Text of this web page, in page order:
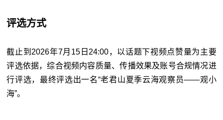
评选方式
截止到2026年7月15日24:00，以话题下视频点赞量为主要
评选依据，综合视频内容质量、传播效果及账号合规情况进
行评选，最终评选出一名“老君山夏季云海观察员——观小
海”。